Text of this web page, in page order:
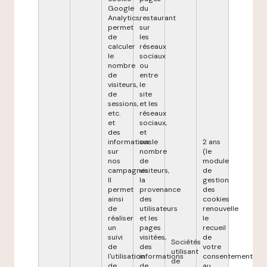
Google
Analytics,
permet
de
calculer
le
nombre
de
visiteurs,
de
sessions,
etc.
et
des
informations
sur
nos
campagnes.
Il
permet
ainsi
de
réaliser
un
suivi
de
l'utilisation
du
restaurant
sur
les
réseaux
sociaux
ou
entre
le
site
et les
réseaux
sociaux,
et
sur le
nombre
de
visiteurs,
la
provenance
des
utilisateurs
et les
pages
visitées,
des
informations
Sociétés
utilisant
de
2 ans
(le
module
de
gestion
des
cookies
renouvelle
le
recueil
de
votre
consentement